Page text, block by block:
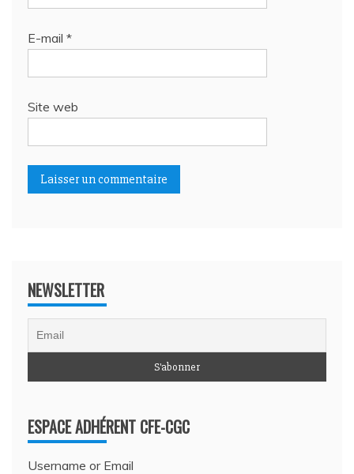
E-mail *
Site web
NEWSLETTER
ESPACE ADHÉRENT CFE-CGC
Username or Email